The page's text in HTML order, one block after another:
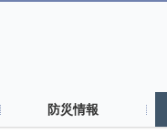
防災情報